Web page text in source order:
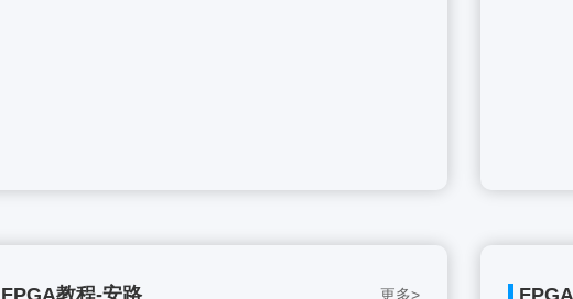
FPGA教程-安路 更多>